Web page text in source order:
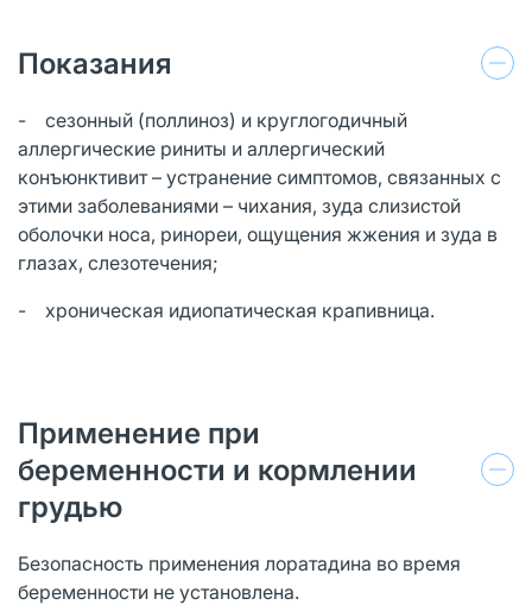
Показания
- сезонный (поллиноз) и круглогодичный
аллергические риниты и аллергический
конъюнктивит – устранение симптомов, связанных с
этими заболеваниями – чихания, зуда слизистой
оболочки носа, ринореи, ощущения жжения и зуда в
глазах, слезотечения;
- хроническая идиопатическая крапивница.
Применение при
беременности и кормлении
грудью
Безопасность применения лоратадина во время
беременности не установлена.